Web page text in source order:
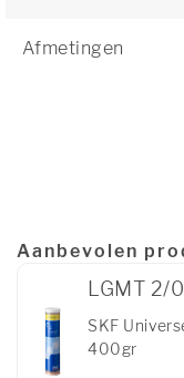
Afmetingen
Aanbevolen
LGMT 2/
SKF
400gr